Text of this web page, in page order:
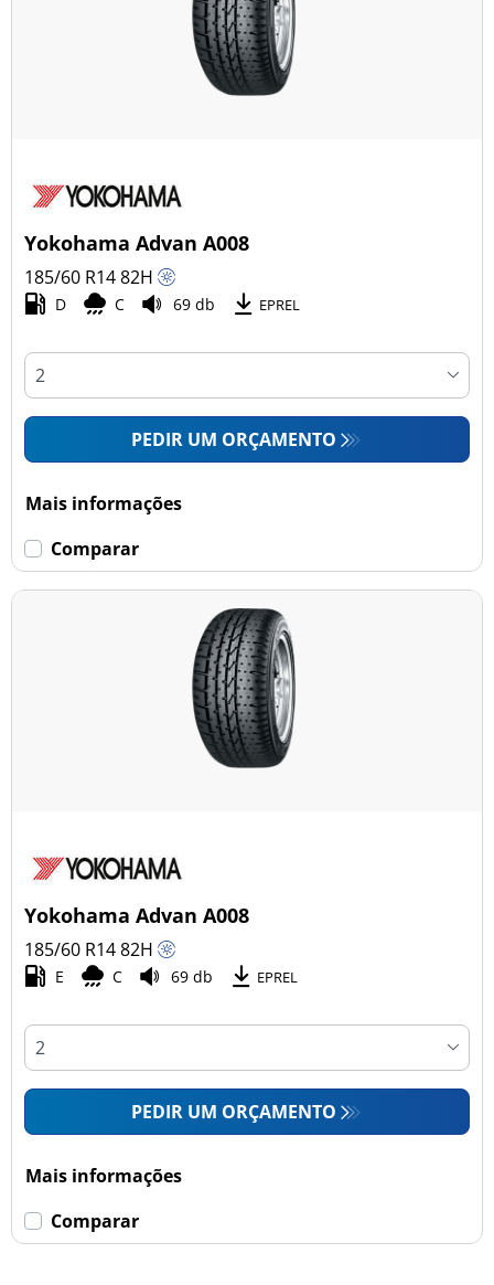
Yokohama Advan A008
185/60 R1482H
D C 69 db EPREL
PEDIR UM ORÇAMENTO
Mais informações
Comparar
Yokohama Advan A008
185/60 R1482H
E C 69 db EPREL
PEDIR UM ORÇAMENTO
Mais informações
Comparar